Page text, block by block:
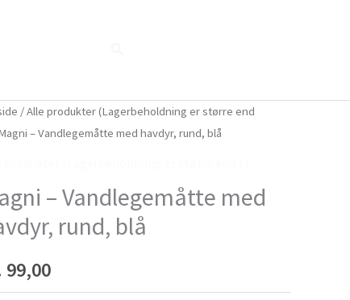
/Alle produkter (Lagerbeholdning er større end
– Vandlegemåtte med havdyr, rund, blå
– Vandlegemåtte med
rund, blå
99,00